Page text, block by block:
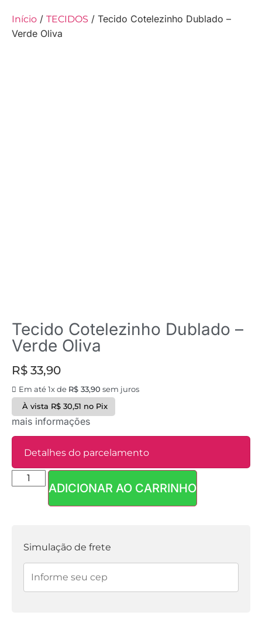
Início / TECIDOS / Tecido Cotelezinho Dublado –
Verde Oliva
Tecido Cotelezinho Dublado –
Verde Oliva
R$ 33,90
Em até 1x de R$ 33,90 sem juros
À vista R$30,51 no Pix
mais informações
Detalhes do parcelamento
Parcelas:ADICIONAR AO CARRINHO
Simulação de frete